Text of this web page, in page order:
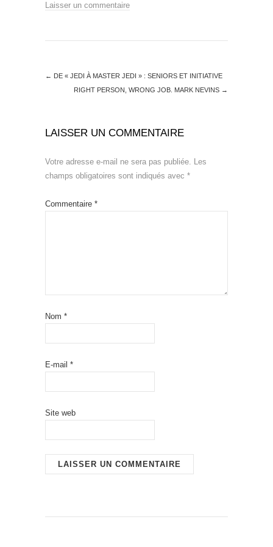
Laisser un commentaire
← DE « JEDI À MASTER JEDI » : SENIORS ET INITIATIVE
RIGHT PERSON, WRONG JOB. MARK NEVINS →
LAISSER UN COMMENTAIRE
Votre adresse e-mail ne sera pas publiée. Les
champs obligatoires sont indiqués avec *
Commentaire *
Nom *
E-mail *
Site web